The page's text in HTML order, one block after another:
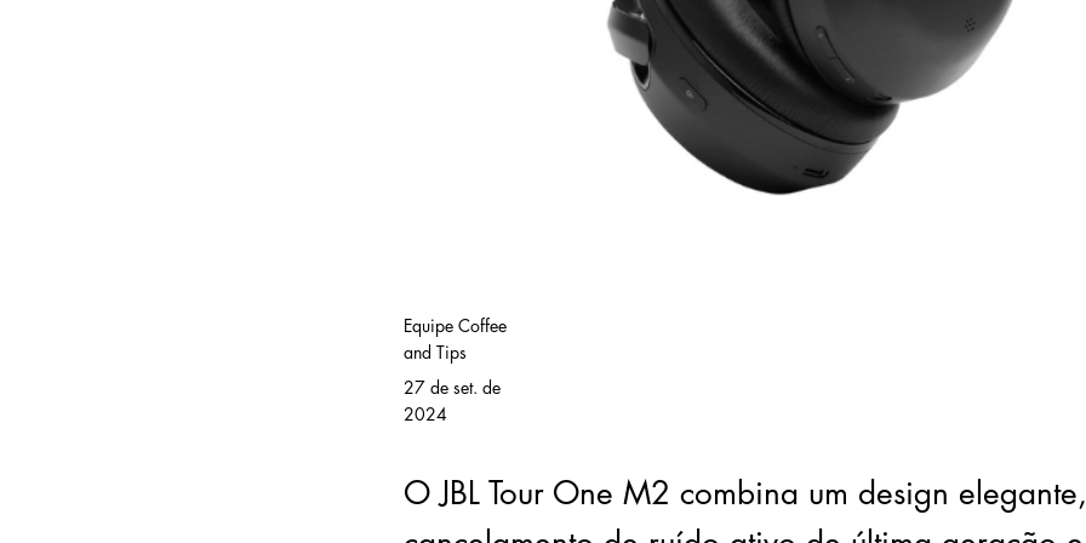
Equipe Coffee
and Tips
27 de set. de
2024
O JBL Tour One M2 combina um design elegante,